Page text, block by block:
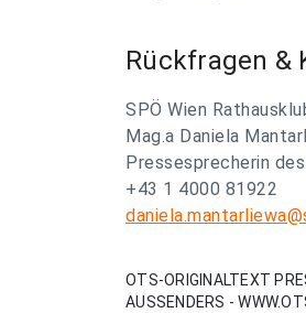
Rückfragen &
SPÖ Wien
Mag.a Daniela
Pressesprecherin
+43 1 4000 81922
OTS-ORIGINALTEXT
AUSSENDERS -